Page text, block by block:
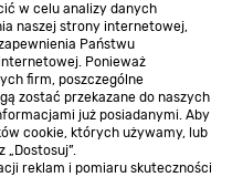
w celu analizy danych
naszej strony internetowej,
Państwu
Ponieważ
firm, poszczególne
zostać przekazane do naszych
już posiadanymi. Aby
cookie, których używamy, lub
„Dostosuj”.
reklam i pomiaru skuteczności